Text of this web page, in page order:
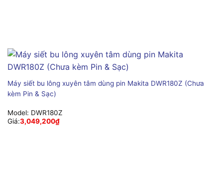
Máy siết bu lông xuyên tâm dùng pin Makita DWR180Z (Chưa
kèm Pin & Sạc)
Model: DWR180Z
Giá:3,049,200₫